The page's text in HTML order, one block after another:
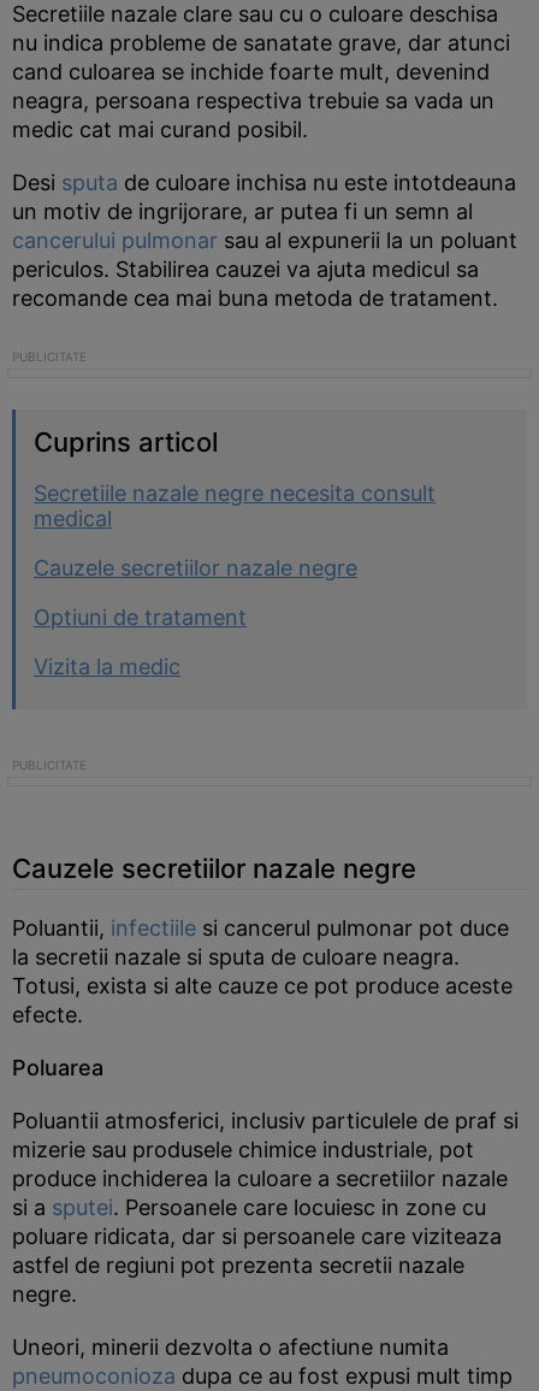
Secretiile nazale clare sau cu o culoare deschisa
nu indica probleme de sanatate grave, dar atunci
cand culoarea se inchide foarte mult, devenind
neagra, persoana respectiva trebuie sa vada un
medic cat mai curand posibil.
Desi sputa de culoare inchisa nu este intotdeauna
un motiv de ingrijorare, ar putea fi un semn al
cancerului pulmonar sau al expunerii la un poluant
periculos. Stabilirea cauzei va ajuta medicul sa
recomande cea mai buna metoda de tratament.
Cuprins articol
Secretiile nazale negre necesita consult
medical
Cauzele secretiilor nazale negre
Optiuni de tratament
Vizita la medic
Cauzele secretiilor nazale negre
Poluantii, infectiile si cancerul pulmonar pot duce
la secretii nazale si sputa de culoare neagra.
Totusi, exista si alte cauze ce pot produce aceste
efecte.
Poluarea
Poluantii atmosferici, inclusiv particulele de praf si
mizerie sau produsele chimice industriale, pot
produce inchiderea la culoare a secretiilor nazale
si a sputei. Persoanele care locuiesc in zone cu
poluare ridicata, dar si persoanele care viziteaza
astfel de regiuni pot prezenta secretii nazale
negre.
Uneori, minerii dezvolta o afectiune numita
pneumoconioza dupa ce au fost expusi mult timp